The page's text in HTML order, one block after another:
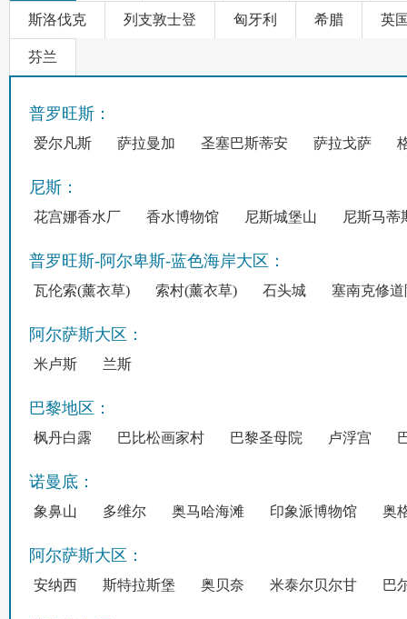
斯洛伐克 列支敦士登 匈牙利 希腊 英
芬兰
普罗旺斯：
爱尔凡斯 萨拉曼加 圣塞巴斯蒂安 萨拉戈萨
尼斯：
花宫娜香水厂 香水博物馆 尼斯城堡山 尼斯马蒂
普罗旺斯-阿尔卑斯-蓝色海岸大区：
瓦伦索(薰衣草) 索村(薰衣草) 石头城 塞南克修道
阿尔萨斯大区：
米卢斯 兰斯
巴黎地区：
枫丹白露 巴比松画家村 巴黎圣母院 卢浮宫
诺曼底：
象鼻山 多维尔 奥马哈海滩 印象派博物馆 奥
阿尔萨斯大区：
安纳西 斯特拉斯堡 奥贝奈 米泰尔贝尔甘 巴